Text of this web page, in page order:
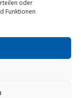
oder
Funktionen
Login|
02204